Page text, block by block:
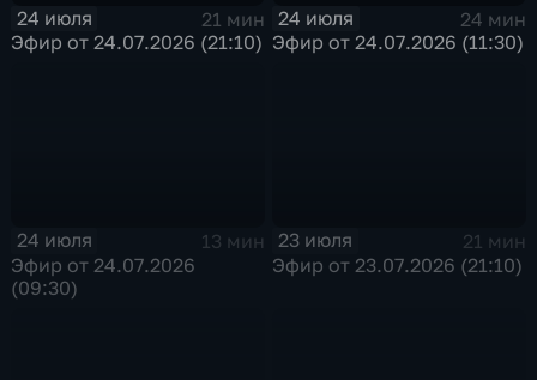
24 июля
21 мин
Эфир от 24.07.2026 (21:10)
24 июля
24 мин
Эфир от 24.07.2026 (11:30)
24 июля
13 мин
Эфир от 24.07.2026
(09:30)
23 июля
21 мин
Эфир от 23.07.2026 (21:10)